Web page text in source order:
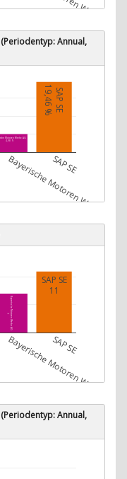
Annual,
Motoren Werke AG
4,98 %
SAP SE
19,46 %
Bayerische Motoren Werke AG
SAP SE
Bayerische Motoren Werke AG
SAP SE
11
Bayerische Motoren Werke AG
SAP SE
Annual,